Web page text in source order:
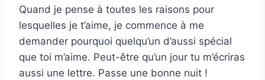
Quand je pense à toutes les raisons pour
lesquelles je t’aime, je commence à me
demander pourquoi quelqu’un d’aussi spécial
que toi m’aime. Peut-être qu’un jour tu m’écriras
aussi une lettre. Passe une bonne nuit !